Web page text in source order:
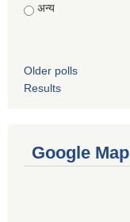
अन्य
Older polls
Results
Google Map